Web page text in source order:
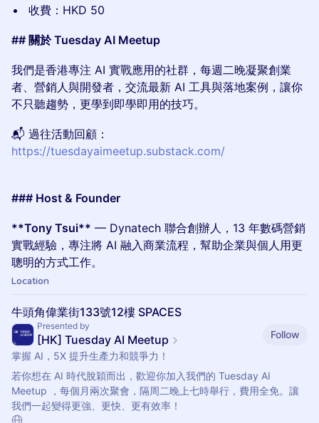
收費：HKD 50
## 關於 Tuesday AI Meetup
我們是香港專注 AI 實戰應用的社群，每週二晚凝聚創業
者、營銷人與開發者，交流最新 AI 工具與落地案例，讓你
不只聽趨勢，更學到即學即用的技巧。
📬 過往活動回顧：
https://tuesdayaimeetup.substack.com/
### Host & Founder
**Tony Tsui** — Dynatech 聯合創辦人，13 年數碼營銷
實戰經驗，專注將 AI 融入商業流程，幫助企業與個人用更
聰明的方式工作。
Location
牛頭角偉業街133號12樓 SPACES
Presented by
[HK] Tuesday AI Meetup
Follow
掌握 AI，5X 提升生產力和競爭力！
若你想在 AI 時代脫穎而出，歡迎你加入我們的 Tuesday AI
Meetup ，每個月兩次聚會，隔周二晚上七時舉行，費用全免。讓
我們一起變得更強、更快、更有效率！